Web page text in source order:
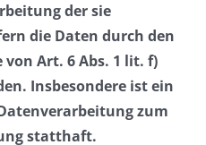
der sie
die Daten durch den
Art. 6 Abs. 1 lit. f)
Insbesondere ist ein
zum
statthaft.